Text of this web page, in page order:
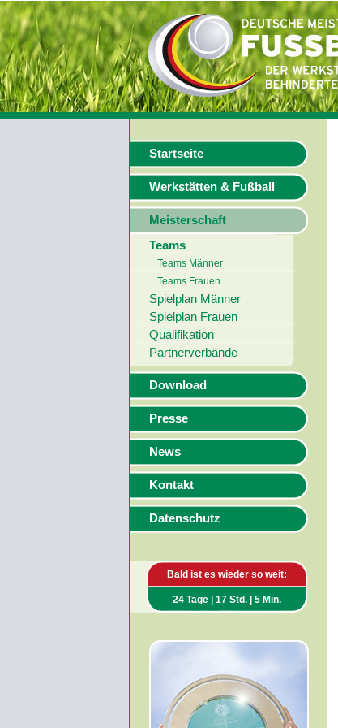
Startseite
Werkstätten & Fußball
Meisterschaft
Teams
Teams Männer
Teams Frauen
Spielplan Männer
Spielplan Frauen
Qualifikation
Partnerverbände
Download
Presse
News
Kontakt
Datenschutz
Bald ist es wieder so weit:
24 Tage | 17 Std. | 5 Min.